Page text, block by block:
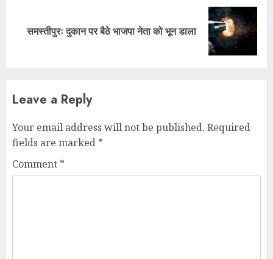
Next
समस्तीपुरः दुकान पर बैठे भाजपा नेता को भून डाला
Leave a Reply
Your email address will not be published. Required
fields are marked *
Comment *